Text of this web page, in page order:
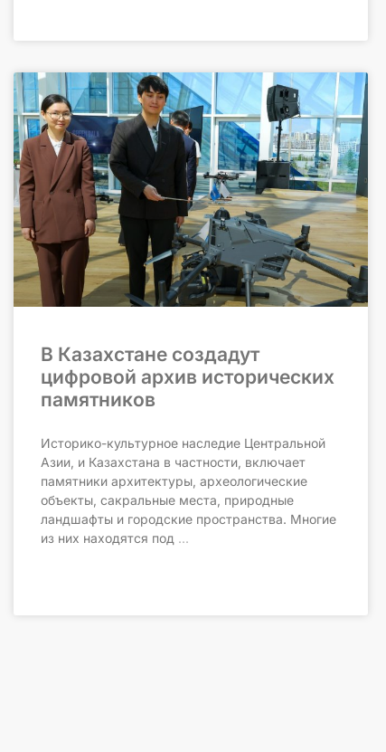
В Казахстане создадут
цифровой архив исторических
памятников
Историко-культурное наследие Центральной
Азии, и Казахстана в частности, включает
памятники архитектуры, археологические
объекты, сакральные места, природные
ландшафты и городские пространства. Многие
из них находятся под